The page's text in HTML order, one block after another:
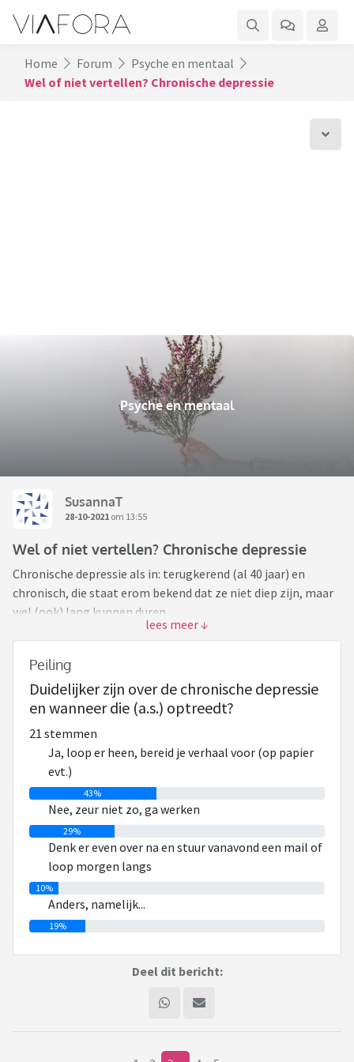
Home Forum
Psyche en mentaal
Wel of niet vertellen? Chronische depressie
Psyche en mentaal
SusannaT
28-10-2021 om 13:55
Wel of niet vertellen? Chronische depressie
Chronische depressie als in: terugkerend (al 40 jaar) en
chronisch, die staat erom bekend dat ze niet diep zijn, maar
wel (ook) lang kunnen duren.
Huidige situatie: zie dit draadje,
doen-met-een-off-day?page=1#22
Ik heb een berg tekst onderaan geplempt (dus niet de
openingspost), 28-10.
wel/niet vertellen is iets waar ik altijd wel mee zit, en juist in
situaties als deze moet ik daar wat van vinden (en wel/niet
vertellen) terwijl ik niet goed in staat ben keuzes te maken
en de consequenties daarvan overzien.
Ik wil liever nooit iets vertellen, want ik wil normaal zijn. Ik
heb bijvoorbeeld wel aan goede vriendinnen verteld dat ik
medicatie slik hiervoor en verder heb ik het er niet over met
hen, ik ga niet elk dal delen, gezeur waar niemand iets aan
Mijn ouder weet hier veel van, en afhankelijk van de
hoeveelheid sh*t op zijn eigen bord gooi ik daar ook weleens
wat neer. En tegen mijn zussen kan ik ook zeggen: gaat ff
Werkgever vind ik lastig. Ouder is daar duidelijk in: niet, nooit,
Peiling
Duidelijker zijn over de chronische depressie
en wanneer die (a.s.) optreedt?
21 stemmen
Ja, loop er heen, bereid je verhaal voor (op papier
evt.)
43%
Nee, zeur niet zo, ga werken
29%
Denk er even over na en stuur vanavond een mail of
loop morgen langs
10%
Anders, namelijk...
19%
Deel dit bericht: